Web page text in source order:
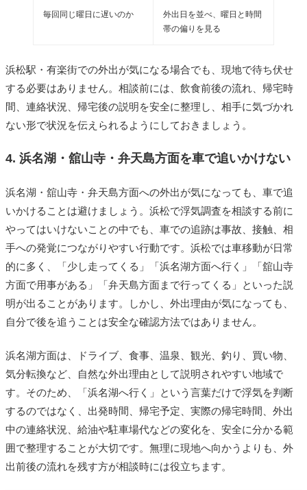
毎回同じ曜日に遅いのか
外出日を並べ、曜日と時間
帯の偏りを見る
浜松駅・有楽街での外出が気になる場合でも、現地で待ち伏せ
する必要はありません。相談前には、飲食前後の流れ、帰宅時
間、連絡状況、帰宅後の説明を安全に整理し、相手に気づかれ
ない形で状況を伝えられるようにしておきましょう。
4. 浜名湖・舘山寺・弁天島方面を車で追いかけない
浜名湖・舘山寺・弁天島方面への外出が気になっても、車で追
いかけることは避けましょう。浜松で浮気調査を相談する前に
やってはいけないことの中でも、車での追跡は事故、接触、相
手への発覚につながりやすい行動です。浜松では車移動が日常
的に多く、「少し走ってくる」「浜名湖方面へ行く」「舘山寺
方面で用事がある」「弁天島方面まで行ってくる」といった説
明が出ることがあります。しかし、外出理由が気になっても、
自分で後を追うことは安全な確認方法ではありません。
浜名湖方面は、ドライブ、食事、温泉、観光、釣り、買い物、
気分転換など、自然な外出理由として説明されやすい地域で
す。そのため、「浜名湖へ行く」という言葉だけで浮気を判断
するのではなく、出発時間、帰宅予定、実際の帰宅時間、外出
中の連絡状況、給油や駐車場代などの変化を、安全に分かる範
囲で整理することが大切です。無理に現地へ向かうよりも、外
出前後の流れを残す方が相談時には役立ちます。